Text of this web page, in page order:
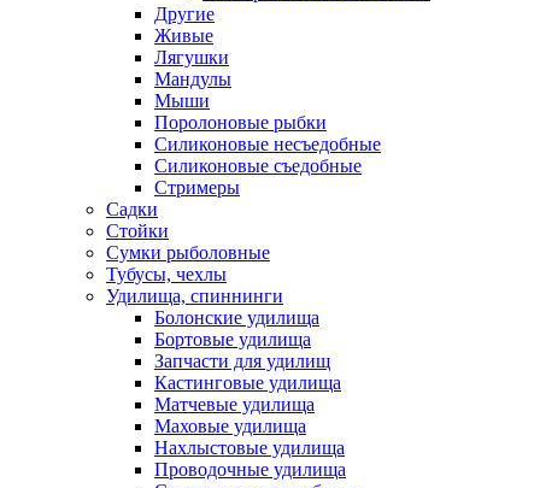
Другие
Живые
Лягушки
Мандулы
Мыши
Поролоновые рыбки
Силиконовые несъедобные
Силиконовые съедобные
Стримеры
Садки
Стойки
Сумки рыболовные
Тубусы, чехлы
Удилища, спиннинги
Болонские удилища
Бортовые удилища
Запчасти для удилищ
Кастинговые удилища
Матчевые удилища
Маховые удилища
Нахлыстовые удилища
Проводочные удилища